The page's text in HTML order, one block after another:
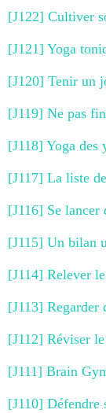
[J122] Cultiver
[J121] Yoga
[J120] Tenir un
[J119] Ne pas
[J118] Yoga des
[J117] La liste
[J116] Se lancer
[J115] Un bilan
[J114] Relever
[J113] Regarder
[J112] Réviser
[J111] Brain
[J110] Défendre